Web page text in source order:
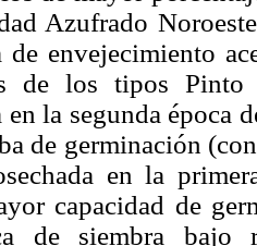
Azufrado
de envejecimiento
de los tipos
en la segunda época
de germinación
en la
capacidad de
de siembra bajo